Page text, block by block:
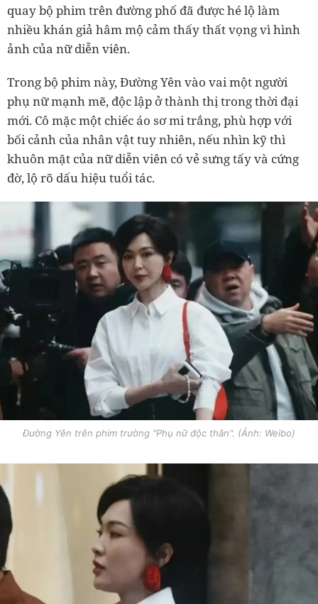
quay bộ phim trên đường phố đã được hé lộ làm
nhiều khán giả hâm mộ cảm thấy thất vọng vì hình
ảnh của nữ diễn viên.
Trong bộ phim này, Đường Yên vào vai một người
phụ nữ mạnh mẽ, độc lập ở thành thị trong thời đại
mới. Cô mặc một chiếc áo sơ mi trắng, phù hợp với
bối cảnh của nhân vật tuy nhiên, nếu nhìn kỹ thì
khuôn mặt của nữ diễn viên có vẻ sưng tấy và cứng
đờ, lộ rõ dấu hiệu tuổi tác.
Đường Yên trên phim trường "Phụ nữ độc thân". (Ảnh: Weibo)